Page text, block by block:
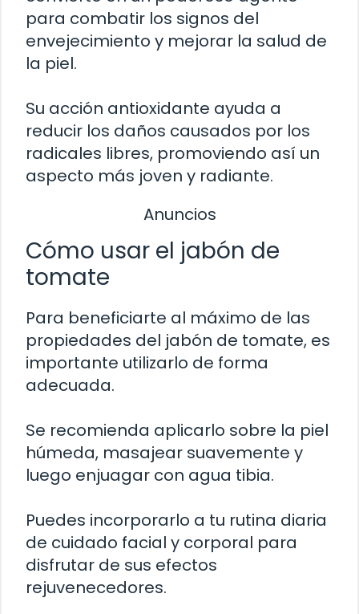
para combatir los signos del
envejecimiento y mejorar la salud de
la piel.
Su acción antioxidante ayuda a
reducir los daños causados por los
radicales libres, promoviendo así un
aspecto más joven y radiante.
Anuncios
Cómo usar el jabón de
tomate
Para beneficiarte al máximo de las
propiedades del jabón de tomate, es
importante utilizarlo de forma
adecuada.
Se recomienda aplicarlo sobre la piel
húmeda, masajear suavemente y
luego enjuagar con agua tibia.
Puedes incorporarlo a tu rutina diaria
de cuidado facial y corporal para
disfrutar de sus efectos
rejuvenecedores.